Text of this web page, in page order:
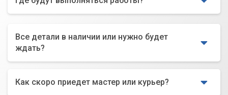
Все детали в наличии или нужно будет
ждать?
Как скоро приедет мастер или курьер?